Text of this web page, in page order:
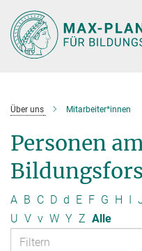
Hauptinhalt
Über uns Mitarbeiter*innen
Personen
A B C D d E F G H I
U V v W Y Z Alle